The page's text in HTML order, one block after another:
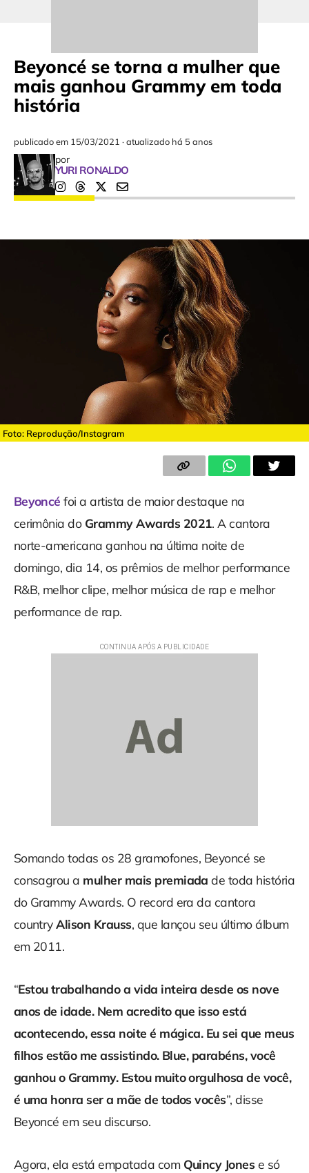
Beyoncé se torna a mulher que
mais ganhou Grammy em toda
história
publicado em 15/03/2021 ·atualizado há 5 anos
por
YURI RONALDO
Foto: Reprodução/Instagram
Beyoncéfoi a artista de maior destaque na
cerimônia do Grammy Awards 2021. A cantora
norte-americana ganhou na última noite de
domingo, dia 14, os prêmios de melhor performance
R&B, melhor clipe, melhor música de rap e melhor
performance de rap.
Somando todas os 28 gramofones, Beyoncé se
consagrou a mulher mais premiada de toda história
do Grammy Awards. O record era da cantora
countryAlison Krauss, que lançou seu último álbum
em 2011.
“Estou trabalhando a vida inteira desde os nove
anos de idade. Nem acredito que isso está
acontecendo, essa noite é mágica. Eu sei que meus
filhos estão me assistindo. Blue, parabéns, você
ganhou o Grammy. Estou muito orgulhosa de você,
é uma honra ser a mãe de todos vocês”, disse
Beyoncé em seu discurso.
Agora, ela está empatada com Quincy Jones e só